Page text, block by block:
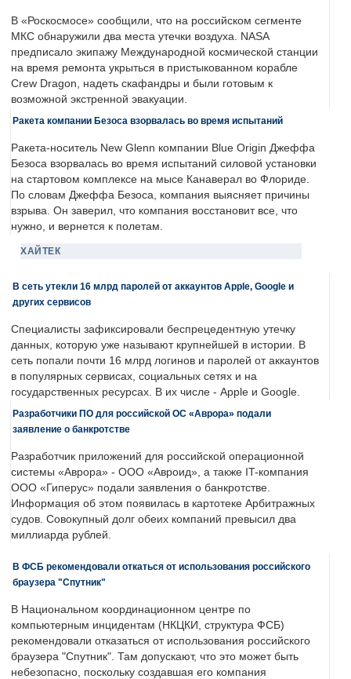
В «Роскосмосе» сообщили, что на российском сегменте
МКС обнаружили два места утечки воздуха. NASA
предписало экипажу Международной космической станции
на время ремонта укрыться в пристыкованном корабле
Crew Dragon, надеть скафандры и были готовым к
возможной экстренной эвакуации.
Ракета компании Безоса взорвалась во время испытаний
Ракета-носитель New Glenn компании Blue Origin Джеффа
Безоса взорвалась во время испытаний силовой установки
на стартовом комплексе на мысе Канаверал во Флориде.
По словам Джеффа Безоса, компания выясняет причины
взрыва. Он заверил, что компания восстановит все, что
нужно, и вернется к полетам.
ХАЙТЕК
В сеть утекли 16 млрд паролей от аккаунтов Apple, Google и
других сервисов
Специалисты зафиксировали беспрецедентную утечку
данных, которую уже называют крупнейшей в истории. В
сеть попали почти 16 млрд логинов и паролей от аккаунтов
в популярных сервисах, социальных сетях и на
государственных ресурсах. В их числе - Apple и Google.
Разработчики ПО для российской ОС «Аврора» подали
заявление о банкротстве
Разработчик приложений для российской операционной
системы «Аврора» - ООО «Авроид», а также IT-компания
ООО «Гиперус» подали заявления о банкротстве.
Информация об этом появилась в картотеке Арбитражных
судов. Совокупный долг обеих компаний превысил два
миллиарда рублей.
В ФСБ рекомендовали откаться от использования российского
браузера "Спутник"
В Национальном координационном центре по
компьютерным инцидентам (НКЦКИ, структура ФСБ)
рекомендовали отказаться от использования российского
браузера "Спутник". Там допускают, что это может быть
небезопасно, поскольку создавшая его компания